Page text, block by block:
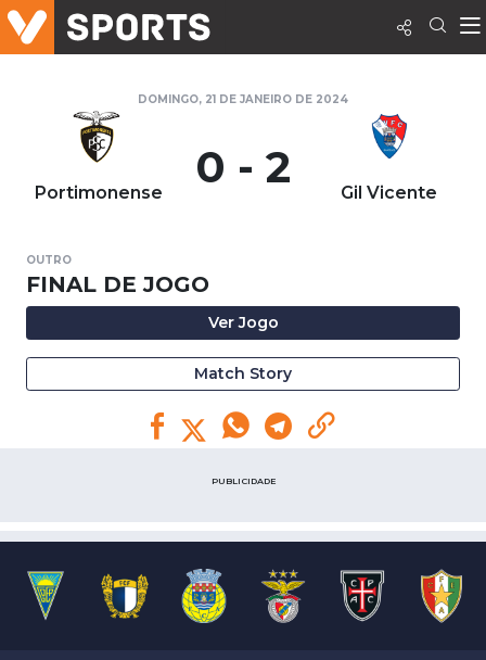
DOMINGO, 21 DE JANEIRO DE 2024
Portimonense 0 - 2 Gil Vicente
OUTRO
FINAL DE JOGO
Ver Jogo
Match Story
PUBLICIDADE